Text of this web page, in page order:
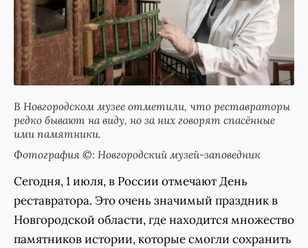
В Новгородском музее отметили, что реставраторы
редко бывают на виду, но за них говорят спасённые
ими памятники.
Фотография ©: Новгородский музей-заповедник
Сегодня, 1 июля, в России отмечают День
реставратора. Это очень значимый праздник в
Новгородской области, где находится множество
памятников истории, которые смогли сохранить